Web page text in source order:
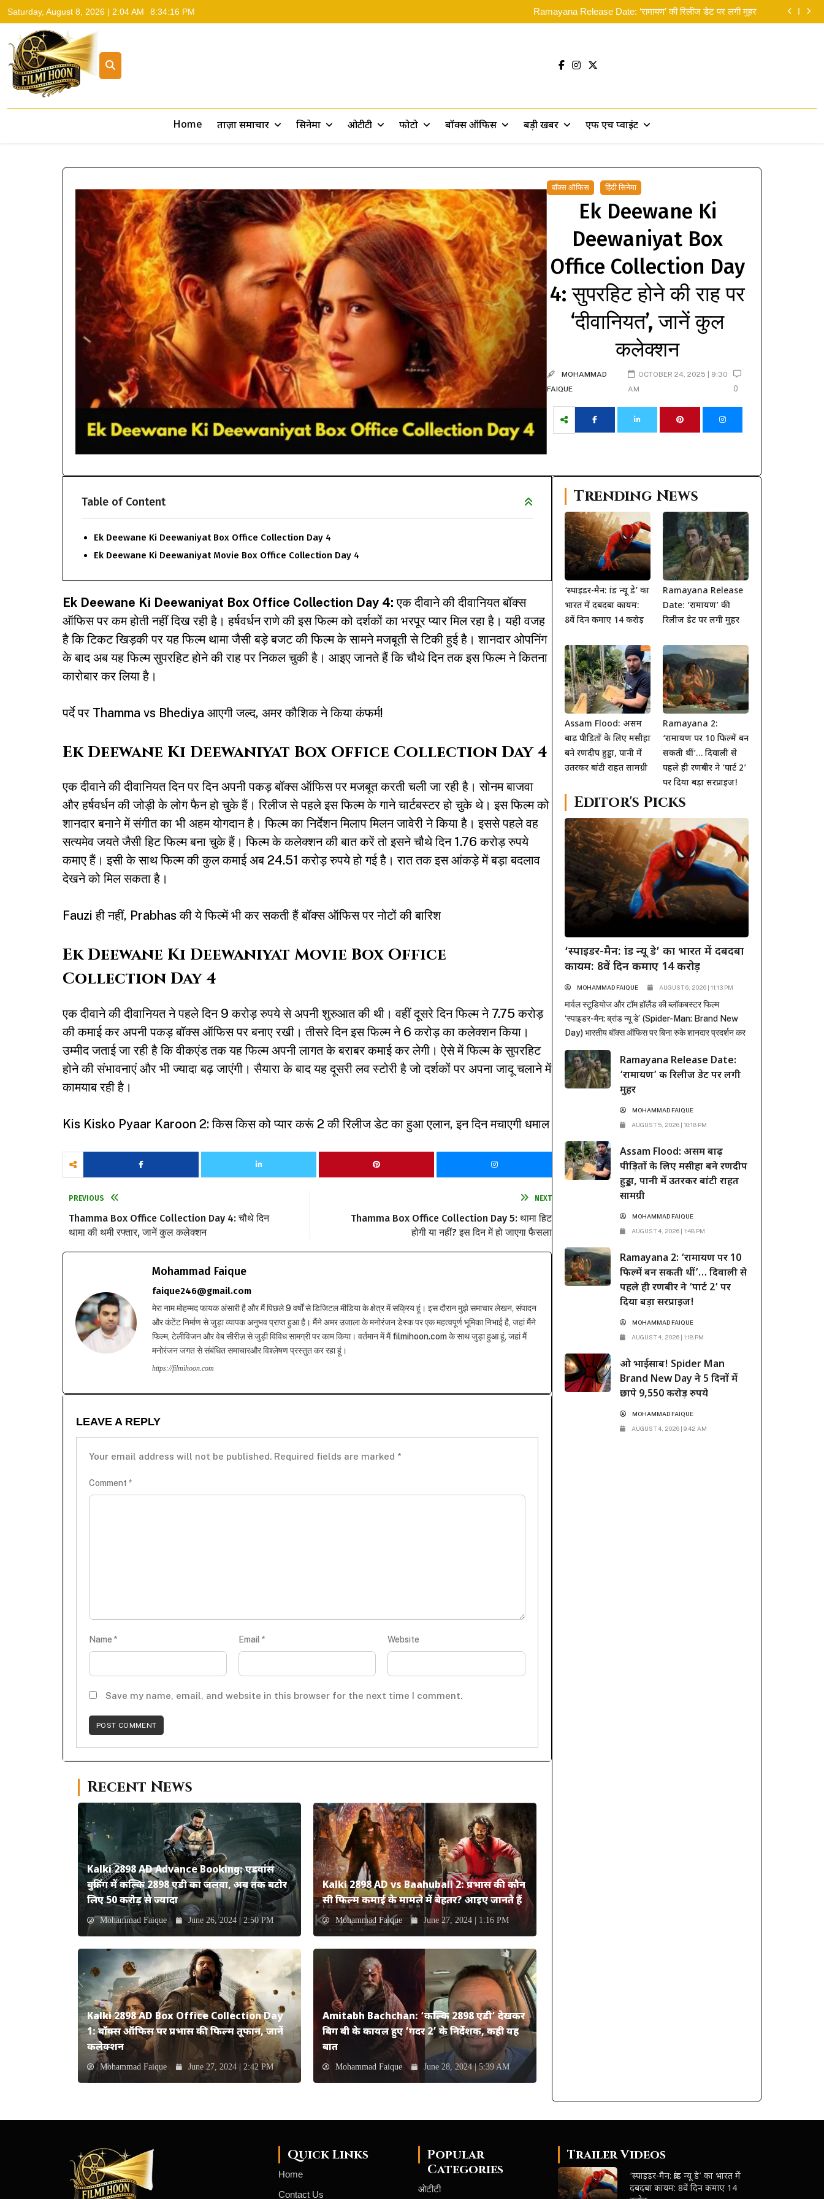
Saturday, August 8, 2026 | 2:04 AM 8:34:17 PM
Ramayana Release Date: ‘रामायण’ की रिलीज डेट पर लगी मुहर
Assam Flood: असम बाढ़ पीड़ितों के लिए मसीहा बने रणदीप हुड्डा, पानी में उतरकर बांटी राहत सामग्री
Assam Flood: असम बाढ़ पीड़ितों के लिए मसीहा बने रणदीप हुड्डा, पानी में उतरकर बांटी राहत सामग्री
Filmi Hoon Home ताज़ा समाचार सिनेमा ओटीटी फोटो बॉक्स ऑफिस बड़ी खबर एफ एच प्वाइंट
बॉक्स ऑफिस हिंदी सिनेमा
Ek Deewane Ki
Deewaniyat Box
Office Collection Day
4: सुपरहिट होने की राह पर
‘दीवानियत’, जानें कुल
कलेक्शन
MOHAMMAD
FAIQUE
OCTOBER 24, 2025 | 9:30
AM
0
Table of Content
Ek Deewane Ki Deewaniyat Box Office Collection Day 4
Ek Deewane Ki Deewaniyat Movie Box Office Collection Day 4
Ek Deewane Ki Deewaniyat Box Office Collection Day 4: एक दीवाने की दीवानियत बॉक्स
ऑफिस पर कम होती नहीं दिख रही है। हर्षवर्धन राणे की इस फिल्म को दर्शकों का भरपूर प्यार मिल रहा है। यही वजह
है कि टिकट खिड़की पर यह फिल्म थामा जैसी बड़े बजट की फिल्म के सामने मजबूती से टिकी हुई है। शानदार ओपनिंग
के बाद अब यह फिल्म सुपरहिट होने की राह पर निकल चुकी है। आइए जानते हैं कि चौथे दिन तक इस फिल्म ने कितना
कारोबार कर लिया है।
पर्दे पर Thamma vs Bhediya आएगी जल्द, अमर कौशिक ने किया कंफर्म!
Ek Deewane Ki Deewaniyat Box Office Collection Day 4
एक दीवाने की दीवानियत दिन पर दिन अपनी पकड़ बॉक्स ऑफिस पर मजबूत करती चली जा रही है। सोनम बाजवा
और हर्षवर्धन की जोड़ी के लोग फैन हो चुके हैं। रिलीज से पहले इस फिल्म के गाने चार्टबस्टर हो चुके थे। इस फिल्म को
शानदार बनाने में संगीत का भी अहम योगदान है। फिल्म का निर्देशन मिलाप मिलन जावेरी ने किया है। इससे पहले वह
सत्यमेव जयते जैसी हिट फिल्म बना चुके हैं। फिल्म के कलेक्शन की बात करें तो इसने चौथे दिन 1.76 करोड़ रुपये
कमाए हैं। इसी के साथ फिल्म की कुल कमाई अब 24.51 करोड़ रुपये हो गई है। रात तक इस आंकड़े में बड़ा बदलाव
देखने को मिल सकता है।
Fauzi ही नहीं, Prabhas की ये फिल्में भी कर सकती हैं बॉक्स ऑफिस पर नोटों की बारिश
Ek Deewane Ki Deewaniyat Movie Box Office
Collection Day 4
एक दीवाने की दीवानियत ने पहले दिन 9 करोड़ रुपये से अपनी शुरुआत की थी। वहीं दूसरे दिन फिल्म ने 7.75 करोड़
की कमाई कर अपनी पकड़ बॉक्स ऑफिस पर बनाए रखी। तीसरे दिन इस फिल्म ने 6 करोड़ का कलेक्शन किया।
उम्मीद जताई जा रही है कि वीकएंड तक यह फिल्म अपनी लागत के बराबर कमाई कर लेगी। ऐसे में फिल्म के सुपरहिट
होने की संभावनाएं और भी ज्यादा बढ़ जाएंगी। सैयारा के बाद यह दूसरी लव स्टोरी है जो दर्शकों पर अपना जादू चलाने में
कामयाब रही है।
Kis Kisko Pyaar Karoon 2: किस किस को प्यार करूं 2 की रिलीज डेट का हुआ एलान, इन दिन मचाएगी धमाल
PREVIOUS
Thamma Box Office Collection Day 4: चौथे दिन
थामा की थमी रफ्तार, जानें कुल कलेक्शन
NEXT
Thamma Box Office Collection Day 5: थामा हिट
होगी या नहीं? इस दिन में हो जाएगा फैसला
Mohammad Faique
faique246@gmail.com
मेरा नाम मोहम्मद फायक अंसारी है और मैं पिछले 9 वर्षों से डिजिटल मीडिया के क्षेत्र में सक्रिय हूं। इस दौरान मुझे समाचार लेखन, संपादन
और कंटेंट निर्माण से जुड़ा व्यापक अनुभव प्राप्त हुआ है। मैंने अमर उजाला के मनोरंजन डेस्क पर एक महत्वपूर्ण भूमिका निभाई है, जहां मैंने
फिल्म, टेलीविजन और वेब सीरीज़ से जुड़ी विविध सामग्री पर काम किया। वर्तमान में मैं filmihoon.com के साथ जुड़ा हुआ हूं, जहां मैं
मनोरंजन जगत से संबंधित समाचारऔर विश्लेषण प्रस्तुत कर रहा हूं।
https://filmihoon.com
LEAVE A REPLY
Your email address will not be published. Required fields are marked *
Comment *
Name * Email * Website
Save my name, email, and website in this browser for the next time I comment.
Recent News
Kalki 2898 AD Advance Booking: एडवांस
बुकिंग में कल्कि 2898 एडी का जलवा, अब तक बटोर
लिए 50 करोड़ से ज्यादा
Mohammad Faique June 26, 2024 | 2:50 PM
Kalki 2898 AD vs Baahubali 2: प्रभास की कौन
सी फिल्म कमाई के मामले में बेहतर? आइए जानते हैं
Mohammad Faique June 27, 2024 | 1:16 PM
Kalki 2898 AD Box Office Collection Day
1: बॉक्स ऑफिस पर प्रभास की फिल्म तूफान, जानें
कलेक्शन
Mohammad Faique June 27, 2024 | 2:42 PM
Amitabh Bachchan: ‘कल्कि 2898 एडी’ देखकर
बिग बी के कायल हुए ‘गदर 2’ के निर्देशक, कही यह
बात
Mohammad Faique June 28, 2024 | 5:39 AM
Trending News
‘स्पाइडर-मैन: ब्रांड न्यू डे’ का
भारत में दबदबा कायम:
8वें दिन कमाए 14 करोड़
Ramayana Release
Date: ‘रामायण’ की
रिलीज डेट पर लगी मुहर
Assam Flood: असम
बाढ़ पीड़ितों के लिए मसीहा
बने रणदीप हुड्डा, पानी में
उतरकर बांटी राहत सामग्री
Ramayana 2:
‘रामायण पर 10 फिल्में बन
सकती थीं’… दिवाली से
पहले ही रणबीर ने ‘पार्ट 2’
पर दिया बड़ा सरप्राइज!
Editor's Picks
‘स्पाइडर-मैन: ब्रांड न्यू डे’ का भारत में दबदबा
कायम: 8वें दिन कमाए 14 करोड़
MOHAMMAD FAIQUE AUGUST 6, 2026 | 11:13 PM
मार्वल स्टूडियोज और टॉम हॉलैंड की ब्लॉकबस्टर फिल्म
‘स्पाइडर-मैन: ब्रांड न्यू डे’ (Spider-Man: Brand New
Day) भारतीय बॉक्स ऑफिस पर बिना रुके शानदार प्रदर्शन कर
दूसरे हफ्ते के कामकाजी दिनों में भी सिनेमाघरों में अपनी मजबूत
पकड़ बनाए रखी है। रिलीज के...
Ramayana Release Date:
‘रामायण’ की रिलीज डेट पर लगी
मुहर
MOHAMMAD FAIQUE
AUGUST 5, 2026 | 10:18 PM
Assam Flood: असम बाढ़
पीड़ितों के लिए मसीहा बने रणदीप
हुड्डा, पानी में उतरकर बांटी राहत
सामग्री
MOHAMMAD FAIQUE
AUGUST 4, 2026 | 1:48 PM
Ramayana 2: ‘रामायण पर 10
फिल्में बन सकती थीं’… दिवाली से
पहले ही रणबीर ने ‘पार्ट 2’ पर
दिया बड़ा सरप्राइज!
MOHAMMAD FAIQUE
AUGUST 4, 2026 | 1:18 PM
ओ भाईसाब! Spider Man
Brand New Day ने 5 दिनों में
छापे 9,550 करोड़ रुपये
MOHAMMAD FAIQUE
AUGUST 4, 2026 | 9:42 AM
Quick Links
Home
Contact Us
Popular
Categories
ओटीटी
Trailer Videos
‘स्पाइडर-मैन: ब्रांड न्यू डे’ का भारत में
दबदबा कायम: 8वें दिन कमाए 14